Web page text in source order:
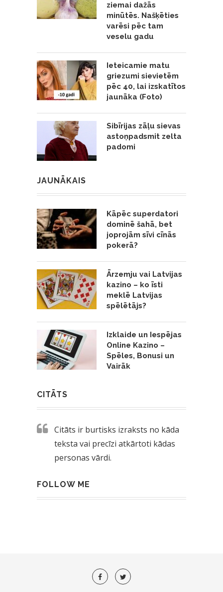
ziemai dažās
minūtēs. Našķēties
varēsi pēc tam
veselu gadu
Ieteicamie matu
griezumi sievietēm
pēc 40, lai izskatītos
jaunāka (Foto)
Sibīrijas zāļu sievas
astoņpadsmit zelta
padomi
JAUNĀKAIS
Kāpēc superdatori
dominē šahā, bet
joprojām sīvi cīnās
pokerā?
Ārzemju vai Latvijas
kazino – ko īsti
meklē Latvijas
spēlētājs?
Izklaide un Iespējas
Online Kazino –
Spēles, Bonusi un
Vairāk
CITĀTS
Citāts ir burtisks izraksts no kāda
teksta vai precīzi atkārtoti kādas
personas vārdi.
FOLLOW ME